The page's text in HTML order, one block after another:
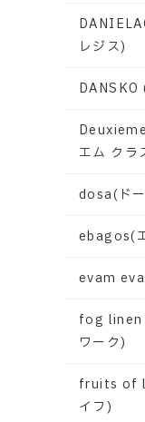
レジス)
DANSKO
エム クラ
dosa(ド
ebagos(
evam
fog linen
ワーク)
fruits of
イフ)